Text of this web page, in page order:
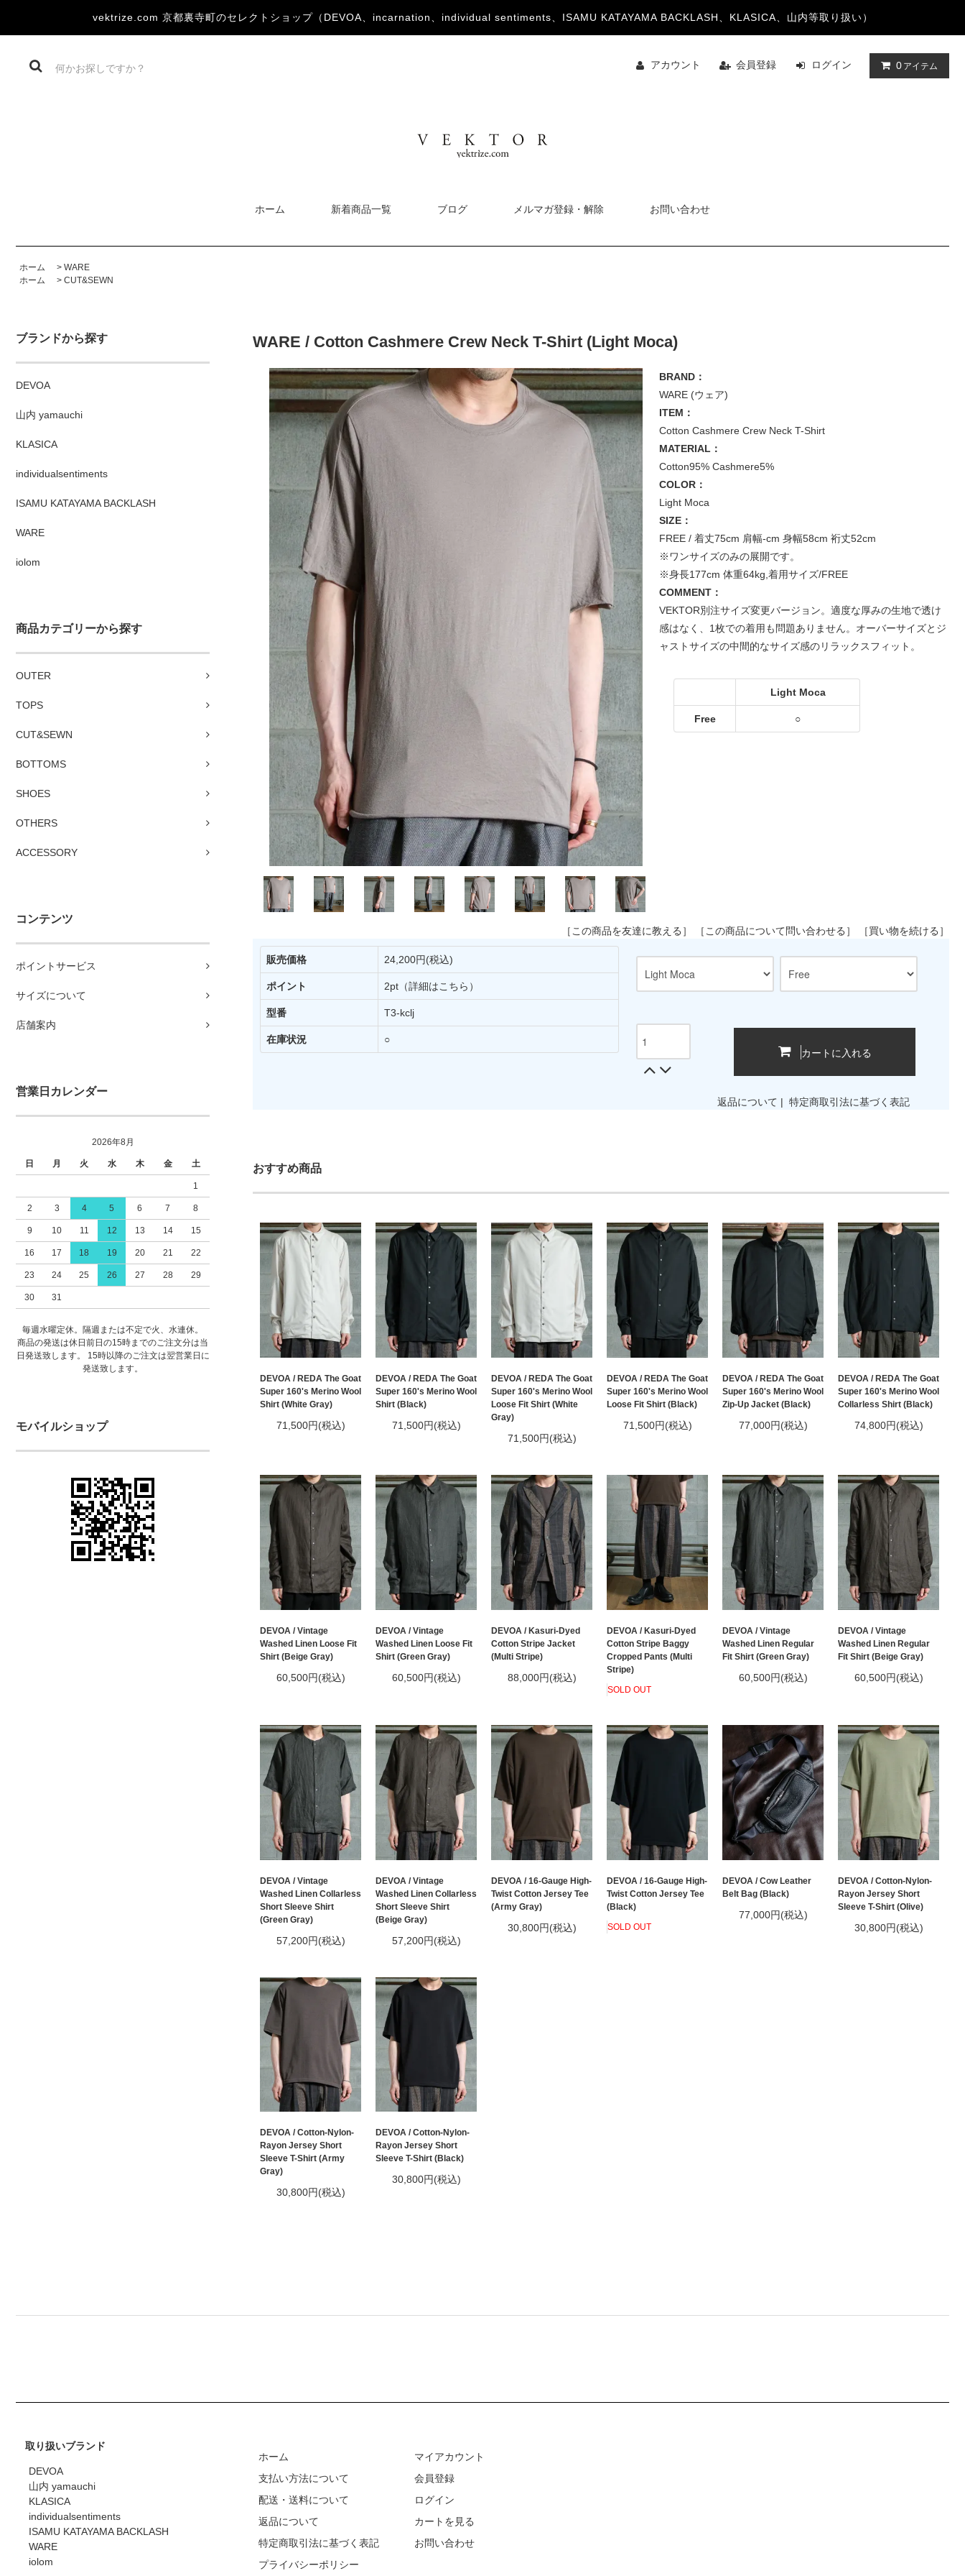
vektrize.com 京都裏寺町のセレクトショップ（DEVOA、incarnation、individual sentiments、ISAMU KATAYAMA BACKLASH、KLASICA、山内等取り扱い）
アカウント 会員登録 ログイン 0 アイテム
ホーム 新着商品一覧 ブログ メルマガ登録・解除 お問い合わせ
ホーム > WARE
ホーム
> CUT&SEWN
ブランドから探す
DEVOA
山内 yamauchi
KLASICA
individualsentiments
ISAMU KATAYAMA BACKLASH
WARE
iolom
商品カテゴリーから探す
OUTER
TOPS
CUT&SEWN
BOTTOMS
SHOES
OTHERS
ACCESSORY
コンテンツ
ポイントサービス
サイズについて
店舗案内
営業日カレンダー
2026年8月
日 月 火 水 木 金 土
1
2 3 4 5 6 7 8
9 10 11 12 13 14 15
16 17 18 19 20 21 22
23 24 25 26 27 28 29
30 31
毎週水曜定休。隔週または不定で火、水連休。
商品の発送は休日前日の15時までのご注文分は当
日発送致します。 15時以降のご注文は翌営業日に
発送致します。
モバイルショップ
WARE / Cotton Cashmere Crew Neck T-Shirt (Light Moca)
BRAND：
WARE (ウェア)
ITEM：
Cotton Cashmere Crew Neck T-Shirt
MATERIAL：
Cotton95% Cashmere5%
COLOR：
Light Moca
SIZE：
FREE / 着丈75cm 肩幅-cm 身幅58cm 裄丈52cm
※ワンサイズのみの展開です。
※身長177cm 体重64kg,着用サイズ/FREE
COMMENT：
VEKTOR別注サイズ変更バージョン。適度な厚みの生地で透け
感はなく、1枚での着用も問題ありません。オーバーサイズとジ
ャストサイズの中間的なサイズ感のリラックスフィット。
［この商品を友達に教える］ ［この商品について問い合わせる］ ［買い物を続ける］
販売価格 24,200円(税込)
ポイント 2pt （詳細はこちら）
型番 T3-kclj
在庫状況 ○
カートに入れる
返品について | 特定商取引法に基づく表記
おすすめ商品
DEVOA / REDA The Goat
Super 160's Merino Wool
Shirt (White Gray)
71,500円(税込)
DEVOA / REDA The Goat
Super 160's Merino Wool
Shirt (Black)
71,500円(税込)
DEVOA / REDA The Goat
Super 160's Merino Wool
Loose Fit Shirt (White
Gray)
71,500円(税込)
DEVOA / REDA The Goat
Super 160's Merino Wool
Loose Fit Shirt (Black)
71,500円(税込)
DEVOA / REDA The Goat
Super 160's Merino Wool
Zip-Up Jacket (Black)
77,000円(税込)
DEVOA / REDA The Goat
Super 160's Merino Wool
Collarless Shirt (Black)
74,800円(税込)
DEVOA / Vintage
Washed Linen Loose Fit
Shirt (Beige Gray)
60,500円(税込)
DEVOA / Vintage
Washed Linen Loose Fit
Shirt (Green Gray)
60,500円(税込)
DEVOA / Kasuri-Dyed
Cotton Stripe Jacket
(Multi Stripe)
88,000円(税込)
DEVOA / Kasuri-Dyed
Cotton Stripe Baggy
Cropped Pants (Multi
Stripe)
SOLD OUT
DEVOA / Vintage
Washed Linen Regular
Fit Shirt (Green Gray)
60,500円(税込)
DEVOA / Vintage
Washed Linen Regular
Fit Shirt (Beige Gray)
60,500円(税込)
DEVOA / Vintage
Washed Linen Collarless
Short Sleeve Shirt
(Green Gray)
57,200円(税込)
DEVOA / Vintage
Washed Linen Collarless
Short Sleeve Shirt
(Beige Gray)
57,200円(税込)
DEVOA / 16-Gauge High-
Twist Cotton Jersey Tee
(Army Gray)
30,800円(税込)
DEVOA / 16-Gauge High-
Twist Cotton Jersey Tee
(Black)
SOLD OUT
DEVOA / Cow Leather
Belt Bag (Black)
77,000円(税込)
DEVOA / Cotton-Nylon-
Rayon Jersey Short
Sleeve T-Shirt (Olive)
30,800円(税込)
DEVOA / Cotton-Nylon-
Rayon Jersey Short
Sleeve T-Shirt (Army
Gray)
30,800円(税込)
DEVOA / Cotton-Nylon-
Rayon Jersey Short
Sleeve T-Shirt (Black)
30,800円(税込)
取り扱いブランド
DEVOA
山内 yamauchi
KLASICA
individualsentiments
ISAMU KATAYAMA BACKLASH
WARE
iolom
ホーム
支払い方法について
配送・送料について
返品について
特定商取引法に基づく表記
プライバシーポリシー
マイアカウント
会員登録
ログイン
カートを見る
お問い合わせ